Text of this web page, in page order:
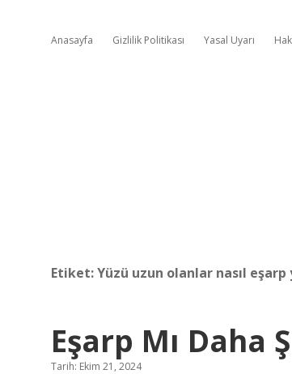
Anasayfa Gizlilik Politikası Yasal Uyarı
Etiket:Yüzü uzun olanlar nasıl eşarp
Eşarp Mı Daha
Tarih: Ekim 21, 2024